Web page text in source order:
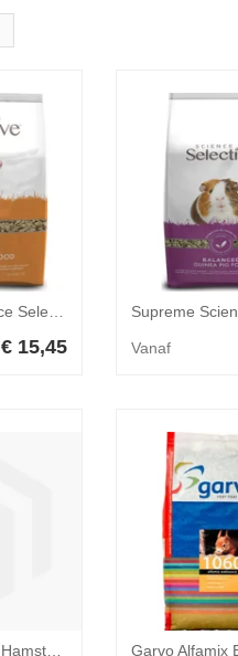
€ 15,45 Vanaf
Beaphar Care+ Hamster 700 gr